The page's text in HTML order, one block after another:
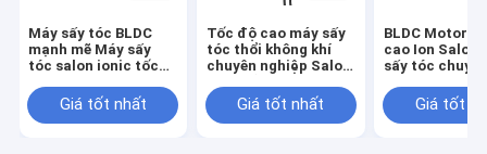
Máy sấy tóc BLDC
mạnh mẽ Máy sấy
tóc salon ionic tốc
chuyên nghiệp
110000RPM mạnh
Giá tốt nhất
Tốc độ cao máy sấy
tóc thổi không khí
chuyên nghiệp Salon
sấy tóc chuyên
nghiệp Salon
Giá tốt nhất
BLDC Motor
cao Ion Salon
sấy tóc
110000RPM
mẽ
Giá tốt